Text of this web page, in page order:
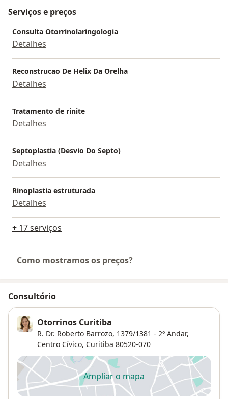
em Curitiba, estou à disposição para ajudar. Agende
uma consulta e venha conhecer meu trabalho.
Serviços e preços
Consulta Otorrinolaringologia
Detalhes
Reconstrucao De Helix Da Orelha
Detalhes
Tratamento de rinite
Detalhes
Septoplastia (Desvio Do Septo)
Detalhes
Rinoplastia estruturada
Detalhes
+ 17 serviços
Como mostramos os preços?
Consultório
Otorrinos Curitiba
R. Dr. Roberto Barrozo, 1379/1381 - 2º Andar,
Centro Cívico, Curitiba 80520-070
Ampliar o mapaabre num novo separador